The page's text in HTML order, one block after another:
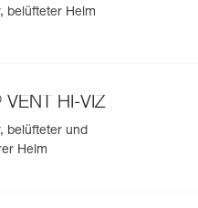
belüfteter Helm
VENT HI-VIZ
belüfteter und
Helm